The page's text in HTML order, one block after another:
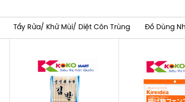
Tẩy Rửa/ Khử Mùi/ Diệt Côn Trùng Đồ Dùng